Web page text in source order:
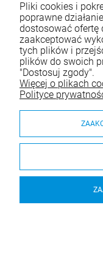
Zatrzask balkonowy
POCHWYT uchwyt
BALKONOWYCH
16,00 zł
DO KOSZYKA
Pliki cookies i
poprawne
dostosować ofertę
zaakceptować
tych plików i
plików do swoich
"Dostosuj zgody".
Więcej o plikach
Polityce